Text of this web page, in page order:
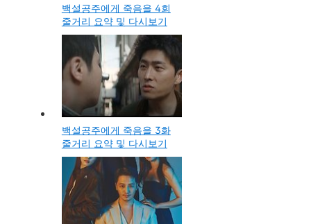
백설공주에게 죽음을 4회
줄거리 요약 및 다시보기
백설공주에게 죽음을 3화
줄거리 요약 및 다시보기